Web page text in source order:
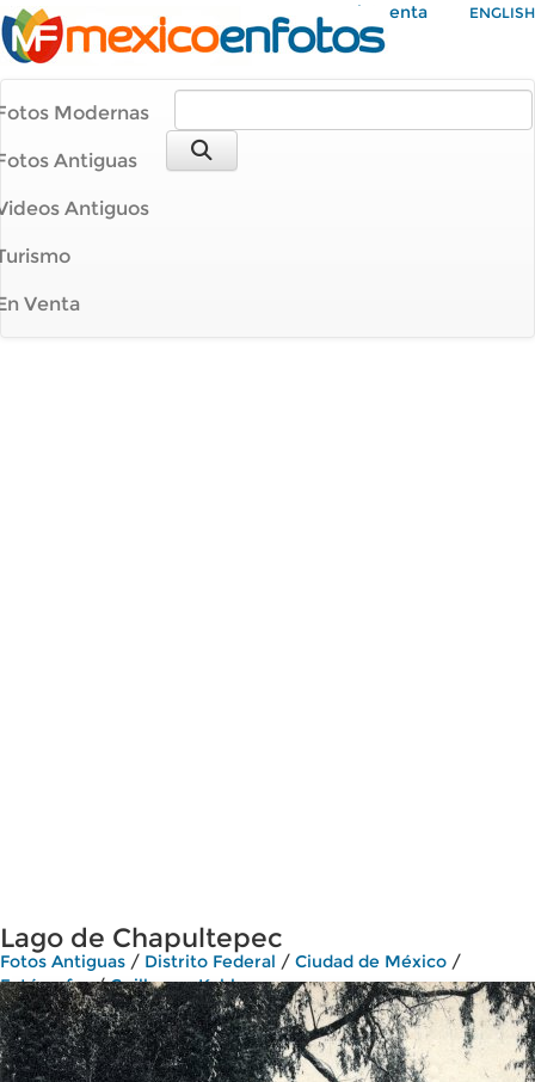
Mi Cuenta ENGLISH
Modernas
Antiguas
Antiguos
Venta
Lago de Chapultepec
Fotos Antiguas / Distrito Federal / Ciudad de México /
Fotógrafos/Guillermo Kahlo